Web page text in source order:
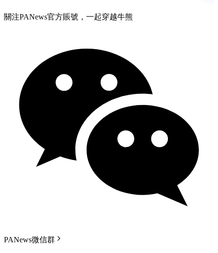
關注PANews官方賬號，一起穿越牛熊
PANews微信群